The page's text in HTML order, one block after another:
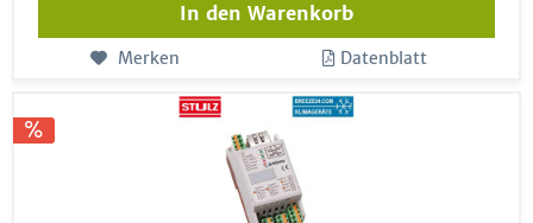
In den Warenkorb
Merken Datenblatt